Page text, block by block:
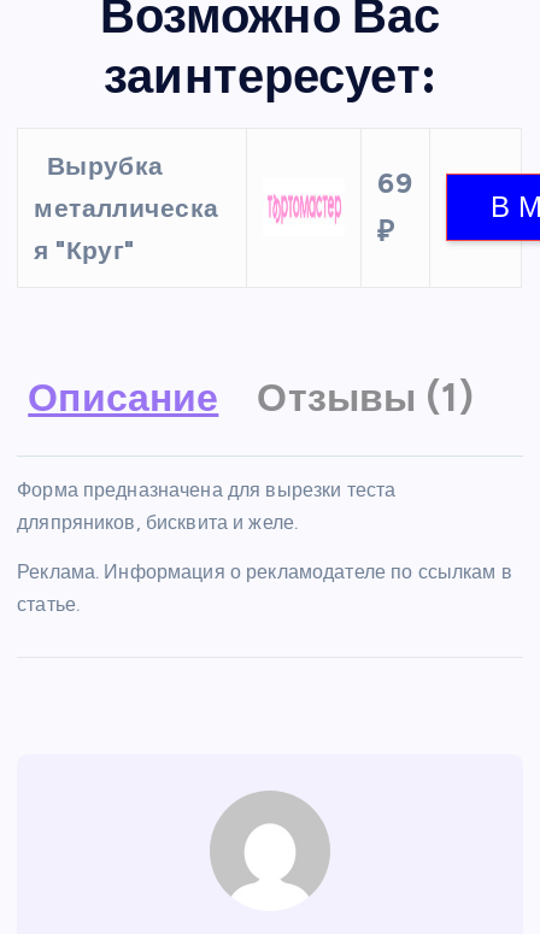
Возможно Вас
заинтересует:
Вырубка
металлическа
я "Круг"
69
₽
Описание Отзывы (1)
Форма предназначена для вырезки теста
дляпряников, бисквита и желе.
Реклама. Информация о рекламодателе по ссылкам в
статье.